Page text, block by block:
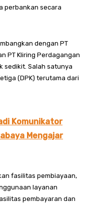
perbankan secara
dengan PT
PT Kliring Perdagangan
sedikit. Salah satunya
(DPK) terutama dari
Komunikator
Mengajar
fasilitas pembiayaan,
layanan
pembayaran dan